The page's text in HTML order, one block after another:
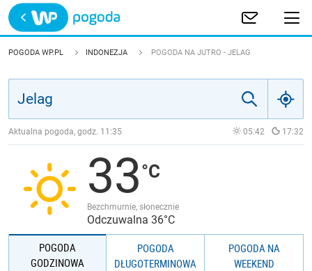
Trwa ładowanie
POLSKA
JAKOŚĆ POWIETRZA
POGODA WP.PL INDONEZJA POGODA NA JUTRO - JELAG
Aktualna pogoda, godz. 11:35 05:42 17:32
33
Bezchmurnie, słonecznie
Odczuwalna 36°C
POGODA
GODZINOWA
POGODA
DŁUGOTERMINOWA
POGODA NA
WEEKEND